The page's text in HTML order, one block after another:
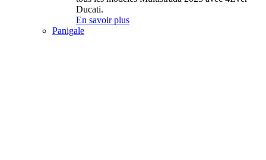
Ducati.
En savoir plus
Panigale